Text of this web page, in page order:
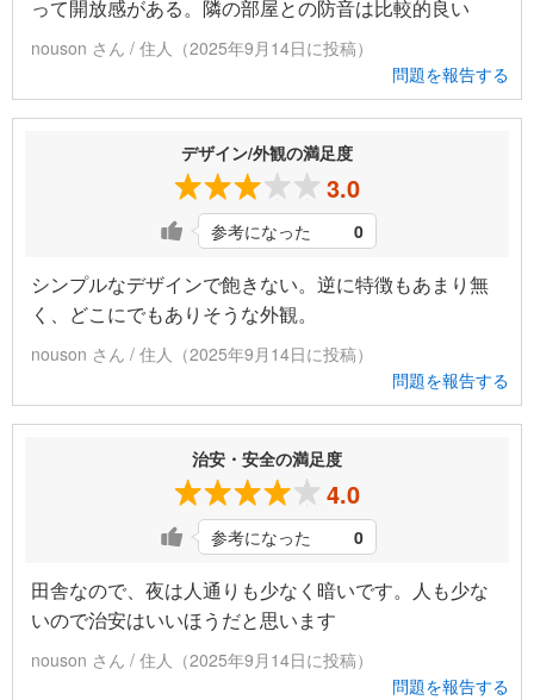
って開放感がある。隣の部屋との防音は比較的良い
nouson さん / 住人（2025年9月14日に投稿）
問題を報告する
デザイン/外観の満足度
3.0
参考になった 0
シンプルなデザインで飽きない。逆に特徴もあまり無
く、どこにでもありそうな外観。
nouson さん / 住人（2025年9月14日に投稿）
問題を報告する
治安・安全の満足度
4.0
参考になった 0
田舎なので、夜は人通りも少なく暗いです。人も少な
いので治安はいいほうだと思います
nouson さん / 住人（2025年9月14日に投稿）
問題を報告する